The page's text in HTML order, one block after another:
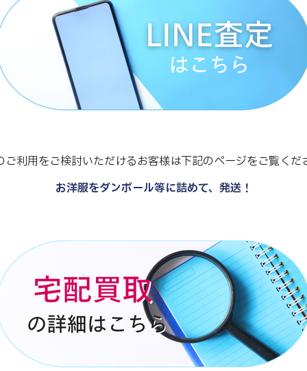
ご利用をご検討いただけるお客様は下記のページをご覧くだ
お洋服をダンボール等に詰めて、発送！